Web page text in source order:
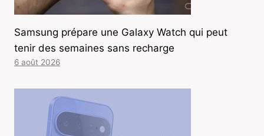
Samsung prépare une Galaxy Watch qui peut
tenir des semaines sans recharge
6 août 2026